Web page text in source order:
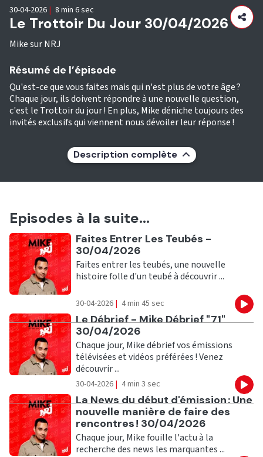
Le Trottoir Du Jour 30/04/2026
Mike sur NRJ
30-04-2026 | 8 min 6 sec
Résumé de l’épisode
Qu'est-ce que vous faites mais qui n'est plus de votre âge ?
Chaque jour, ils doivent répondre à une nouvelle question,
c'est le Trottoir du jour ! En plus, Mike déniche toujours des
invités exclusifs qui viennent nous dévoiler leur réponse !
Description complète
Episodes à la suite...
Ecouter
Faites Entrer Les Teubés -
30/04/2026
Faites entrer les teubés, une nouvelle
histoire folle d'un teubé à découvrir ...
30-04-2026 | 4 min 45 sec
Ecouter
Le Débrief - Mike Débrief "71"
30/04/2026
Chaque jour, Mike débrief vos émissions
télévisées et vidéos préférées ! Venez
découvrir ...
30-04-2026 | 4 min 3 sec
Ecouter
La News du début d'émission : Une
nouvelle manière de faire des
rencontres ! 30/04/2026
Chaque jour, Mike fouille l'actu à la
recherche des news les marquantes ...